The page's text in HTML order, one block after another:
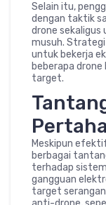
Selain itu,
dengan taktik
drone
musuh.
untuk bekerja
beberapa
target.
Meskipun
berbagai
terhadap
gangguan
target